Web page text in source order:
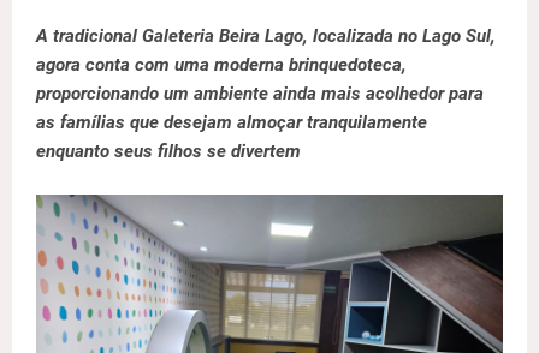
A tradicional Galeteria Beira Lago, localizada no Lago Sul,
agora conta com uma moderna brinquedoteca,
proporcionando um ambiente ainda mais acolhedor para
as famílias que desejam almoçar tranquilamente
enquanto seus filhos se divertem